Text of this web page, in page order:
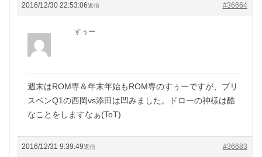
2016/12/30 22:53:06 #36664
返信
すぅー
週末はROM専＆年末年始もROM専のすぅーですが、ブリ
スベンQ1の西岡vs添田は凹みました。ドローの神様は酷
なことをしますなぁ(ToT)
2016/12/31 9:39:49 #36683
返信